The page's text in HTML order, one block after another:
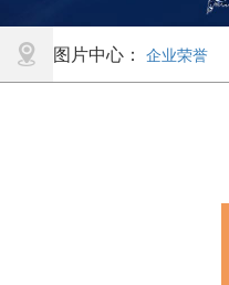
图片中心： 企业荣誉